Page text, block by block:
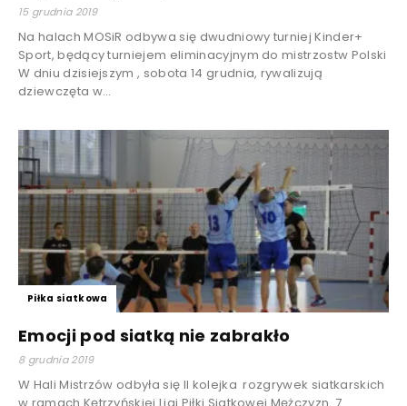
15 grudnia 2019
Na halach MOSiR odbywa się dwudniowy turniej Kinder+
Sport, będący turniejem eliminacyjnym do mistrzostw Polski
W dniu dzisiejszym , sobota 14 grudnia, rywalizują
dziewczęta w...
Piłka siatkowa
Emocji pod siatką nie zabrakło
8 grudnia 2019
W Hali Mistrzów odbyła się II kolejka rozgrywek siatkarskich